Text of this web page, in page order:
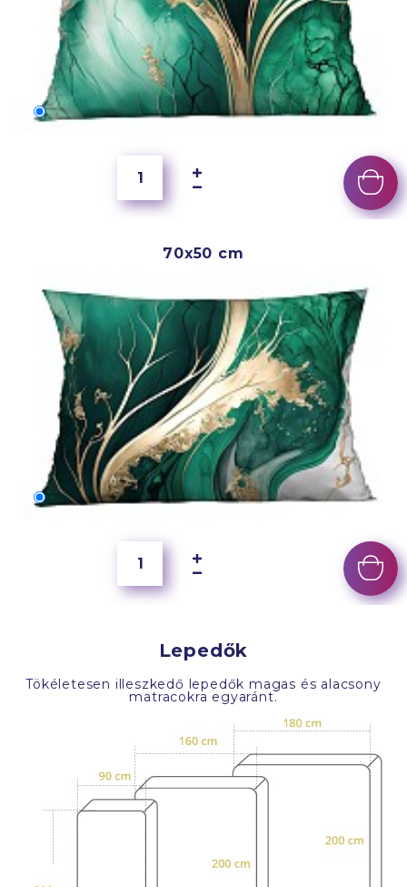
60x40 cm
70x50 cm
70x50 cm
Lepedők
Tökéletesen illeszkedő lepedők magas és alacsony
matracokra egyaránt.